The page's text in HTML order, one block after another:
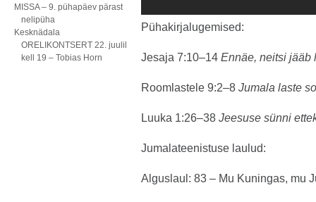
MISSA – 9. pühapäev pärast
nelipüha
Kesknädala
ORELIKONTSERT 22. juulil
kell 19 – Tobias Horn
Pühakirjalugemised:
Jesaja 7:10–14 Ennäe, neitsi jääb
Roomlastele 9:2–8 Jumala laste
Luuka 1:26–38 Jeesuse sünni
Jumalateenistuse laulud:
Alguslaul: 83 – Mu Kuningas, mu